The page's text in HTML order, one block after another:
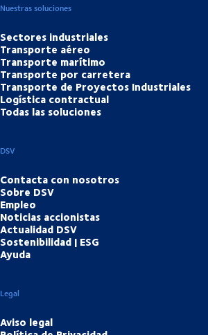
Nuestras soluciones
Sectores industriales
Transporte aéreo
Transporte marítimo
Transporte por carretera
Transporte de Proyectos Industriales
Logística contractual
Todas las soluciones
DSV
Contacta con nosotros
Sobre DSV
Empleo
Noticias accionistas
Actualidad DSV
Sostenibilidad | ESG
Ayuda
Legal
Aviso legal